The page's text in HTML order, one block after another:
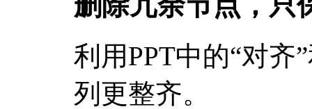
利用PPT中的“对齐
列更整齐。